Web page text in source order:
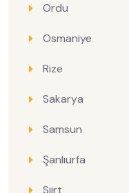
Ordu
Osmaniye
Rize
Sakarya
Samsun
Şanlıurfa
Siirt